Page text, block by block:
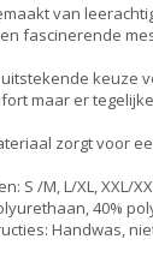
van
fascinerende
keuze
maar er
zorgt voor
S /M, L/XL, XXL/
40%
Handwas,